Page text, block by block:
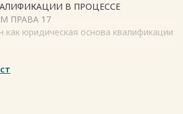
В ПРОЦЕССЕ
ПРАВА 17
как юридическая основа квалификации
21
ИСТОЧНИКОВ 25